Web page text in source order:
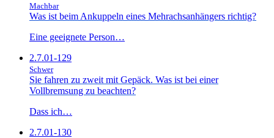
Machbar
Was ist beim Ankuppeln eines Mehrachsanhängers richtig?
Eine geeignete Person…
2.7.01-129
Schwer
Sie fahren zu zweit mit Gepäck. Was ist bei einer
Vollbremsung zu beachten?
Dass ich…
2.7.01-130